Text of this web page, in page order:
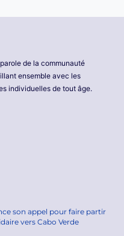
de la communauté
ensemble avec les
individuelles de tout âge.
son appel pour faire partir
vers Cabo Verde